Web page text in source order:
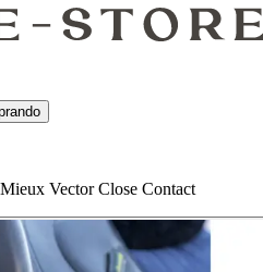
Vector Close Contact